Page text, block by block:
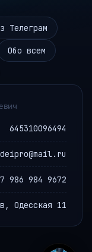
Телеграм
Обо всем
645310096494
986 984 9672
Одесская 11